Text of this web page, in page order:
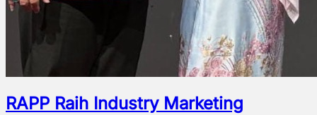
RAPP Raih Industry Marketing